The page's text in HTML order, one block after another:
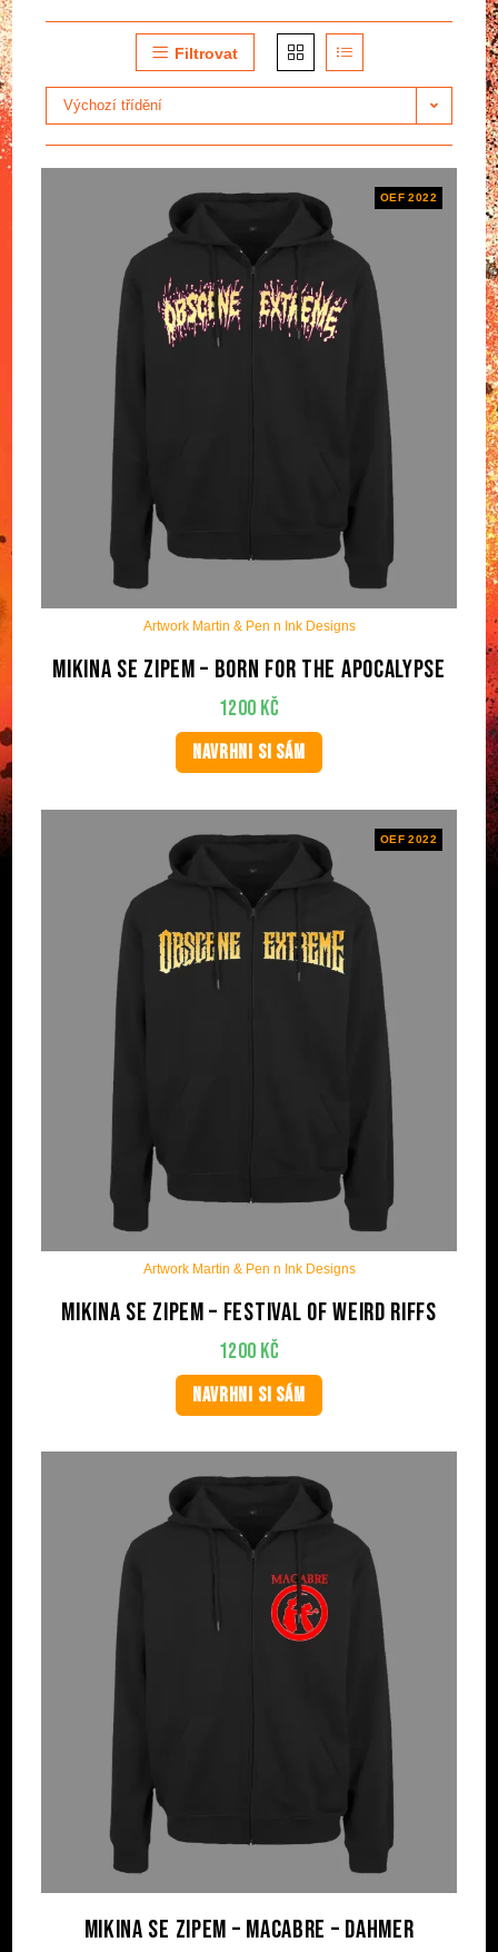
Filtrovat
Výchozí třídění
OEF 2022
Artwork Martin & Pen n Ink Designs
Mikina se zipem – Born For The Apocalypse
1200 Kč
NAVRHNI SI SÁM
OEF 2022
Artwork Martin & Pen n Ink Designs
Mikina se zipem – Festival of Weird Riffs
1200 Kč
NAVRHNI SI SÁM
Mikina se zipem – MACABRE – Dahmer